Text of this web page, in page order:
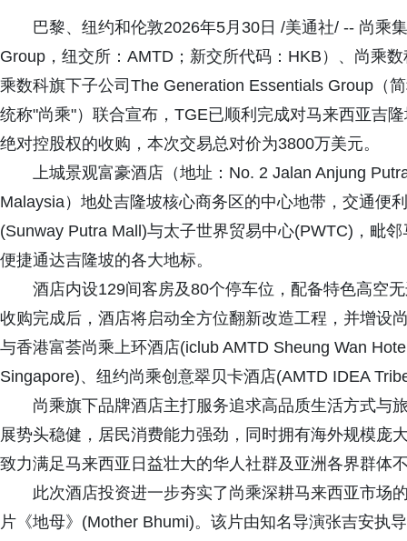
巴黎、纽约和伦敦2026年5月30日 /美通社/ -- 尚乘
Group，纽交所：AMTD；新交所代码：HKB）、尚乘
乘数科旗下子公司The Generation Essentials Group（
统称"尚乘"）联合宣布，TGE已顺利完成对马来西亚吉
绝对控股权的收购，本次交易总对价为3800万美元。
上城景观富豪酒店（地址：No. 2 Jalan Anjung
Malaysia）地处吉隆坡核心商务区的中心地带，交通便
(Sunway Putra Mall)与太子世界贸易中心(PWTC)，毗
便捷通达吉隆坡的各大地标。
酒店内设129间客房及80个停车位，配备特色高空
收购完成后，酒店将启动全方位翻新改造工程，并增设
与香港富荟尚乘上环酒店(iclub AMTD Sheung Wan
Singapore)、纽约尚乘创意翠贝卡酒店(AMTD IDEA
尚乘旗下品牌酒店主打服务追求高品质生活方式与
展势头稳健，居民消费能力强劲，同时拥有海外规模庞
致力满足马来西亚日益壮大的华人社群及亚洲各界群体
此次酒店投资进一步夯实了尚乘深耕马来西亚市场
片《地母》(Mother Bhumi)。该片由知名导演张吉安执